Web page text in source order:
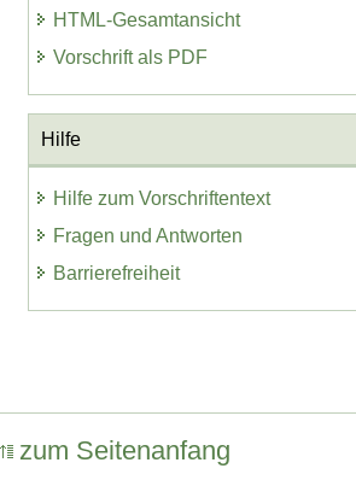
HTML-Gesamtansicht
Vorschrift als PDF
Hilfe
Hilfe zum Vorschriftentext
Fragen und Antworten
Barrierefreiheit
zum Seitenanfang